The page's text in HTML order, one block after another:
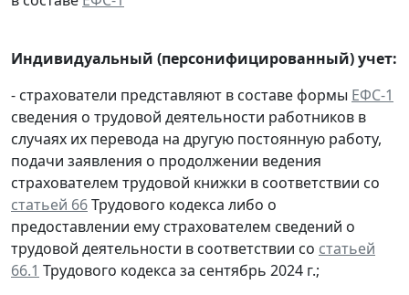
Индивидуальный (персонифицированный) учет:
- страхователи представляют в составе формы ЕФС-1
сведения о трудовой деятельности работников в
случаях их перевода на другую постоянную работу,
подачи заявления о продолжении ведения
страхователем трудовой книжки в соответствии со
статьей 66Трудового кодекса либо о
предоставлении ему страхователем сведений о
трудовой деятельности в соответствии со статьей
66.1 Трудового кодекса за сентябрь 2024 г.;